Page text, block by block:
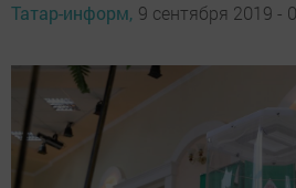
Татар-информ, 9 сентября 2019 -